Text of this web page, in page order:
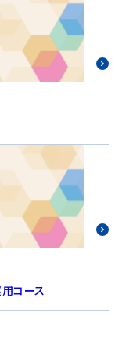
コース